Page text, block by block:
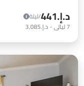
د.إ.‏441
/ليلة
7ليالي- د.إ.‏3,085